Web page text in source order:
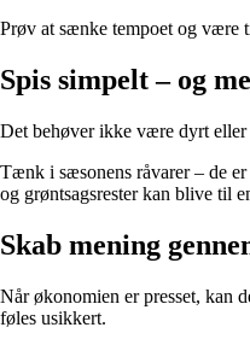
Prøv at sænke tempoet og være
Spis simpelt – og
Det behøver ikke være dyrt eller
Tænk i sæsonens råvarer – de
og grøntsagsrester kan blive til
Skab mening
Når økonomien er presset, kan
føles usikkert.